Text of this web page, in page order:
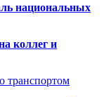
национальных
коллег и
транспортом